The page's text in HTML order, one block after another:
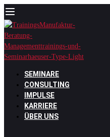
Zum
Inhalt
springen
SEMINARE
CONSULTING
IMPULSE
KARRIERE
ÜBER UNS